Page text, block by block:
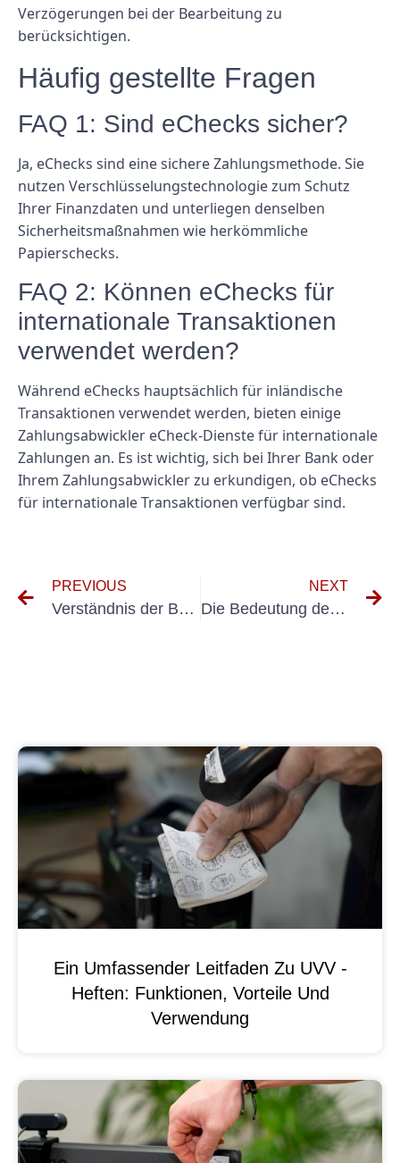
Verzögerungen bei der Bearbeitung zu
berücksichtigen.
Häufig gestellte Fragen
FAQ 1: Sind eChecks sicher?
Ja, eChecks sind eine sichere Zahlungsmethode. Sie
nutzen Verschlüsselungstechnologie zum Schutz
Ihrer Finanzdaten und unterliegen denselben
Sicherheitsmaßnahmen wie herkömmliche
Papierschecks.
FAQ 2: Können eChecks für
internationale Transaktionen
verwendet werden?
Während eChecks hauptsächlich für inländische
Transaktionen verwendet werden, bieten einige
Zahlungsabwickler eCheck-Dienste für internationale
Zahlungen an. Es ist wichtig, sich bei Ihrer Bank oder
Ihrem Zahlungsabwickler zu erkundigen, ob eChecks
für internationale Transaktionen verfügbar sind.
PREVIOUS
Verständnis der Bedeutung der Inbetriebnahme nach DIN VDE 0100 Teil 600
NEXT
Die Bedeutung der Anlagenprüfung Elektro für die Gewährleistung der elektrischen Sicherheit
Ein Umfassender Leitfaden Zu UVV -
Heften: Funktionen, Vorteile Und
Verwendung